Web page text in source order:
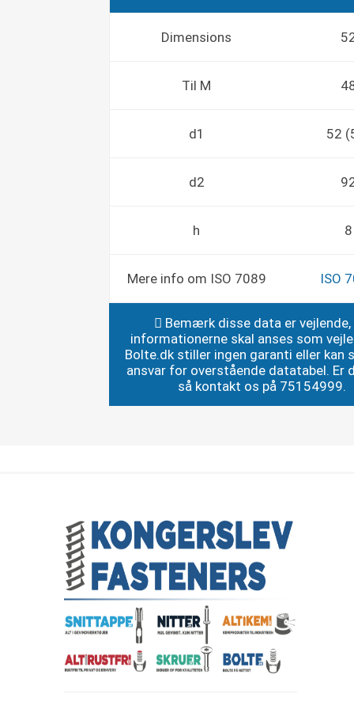
Dimensions
Til M
d1 52
d2
h 8
Mere info om ISO 7089 ISO
Bemærk disse data er vejlende,
informationerne skal anses som
Bolte.dk stiller ingen garanti eller kan
ansvar for overstående datatabel. Er
så kontakt os på 75154999.